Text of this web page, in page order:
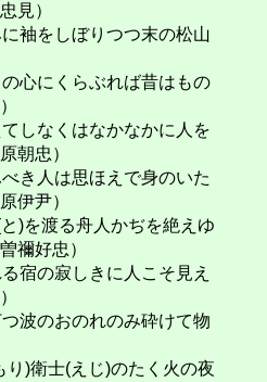
見）
袖をしぼりつつ末の松山
心にくらぶれば昔はもの
しなくはなかなかに人を
朝忠）
き人は思ほえで身のいた
伊尹）
)を渡る舟人かぢを絶えゆ
禰好忠）
の寂しきに人こそ見え
波のおのれのみ砕けて物
)衛士(えじ)のたく火の夜